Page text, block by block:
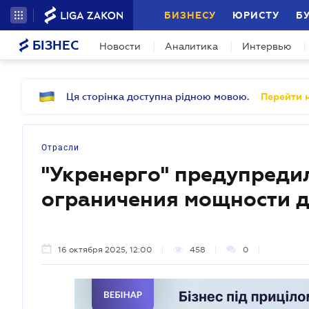
БИЗНЕСУ ЮРИСТУ
БІЗНЕС Новости Аналитика Интервью
Ця сторінка доступна рідною мовою. Перейти
Отрасли
"Укренерго"
ограничения мощности
16 октября 2025, 12:00 458 0